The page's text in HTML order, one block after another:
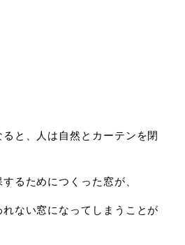
と、
人は自然とカーテンを閉
るためにつくった窓が、
ない窓になってしまうことが